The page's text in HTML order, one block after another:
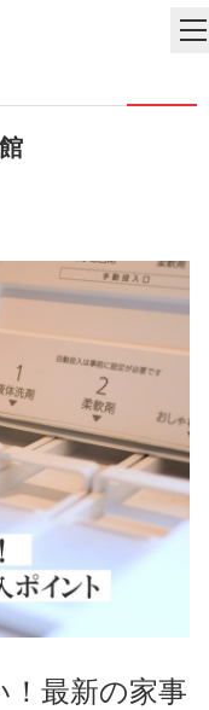
！最新の家事